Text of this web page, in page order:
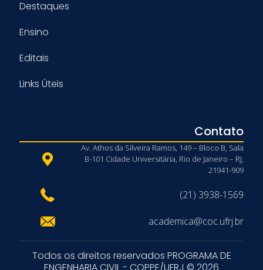
Destaques
Ensino
Editais
Links Úteis
Contato
Av. Athos da Silveira Ramos, 149 – Bloco B, Sala
B-101 Cidade Universitária, Rio de Janeiro – RJ,
21941-909
(21) 3938-1569
academica@coc.ufrj.br
Todos os direitos reservados PROGRAMA DE